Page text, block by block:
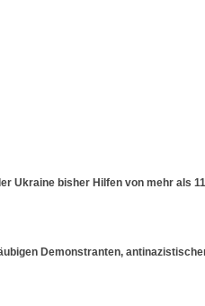
Ukraine bisher Hilfen von mehr als 11
Demonstranten,